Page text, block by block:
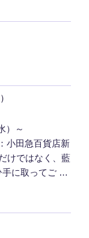
）～
小田急百貨店新
けではなく、藍
手に取ってご …